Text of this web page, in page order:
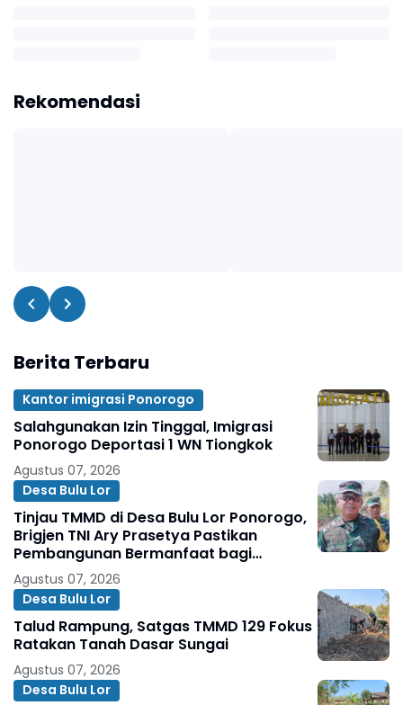
Rekomendasi
Berita Terbaru
Kantor imigrasi Ponorogo
Salahgunakan Izin Tinggal, Imigrasi
Ponorogo Deportasi 1 WN Tiongkok
Agustus 07, 2026
Desa Bulu Lor
Tinjau TMMD di Desa Bulu Lor Ponorogo,
Brigjen TNI Ary Prasetya Pastikan
Pembangunan Bermanfaat bagi
Masyarakat
Agustus 07, 2026
Desa Bulu Lor
Talud Rampung, Satgas TMMD 129 Fokus
Ratakan Tanah Dasar Sungai
Agustus 07, 2026
Desa Bulu Lor